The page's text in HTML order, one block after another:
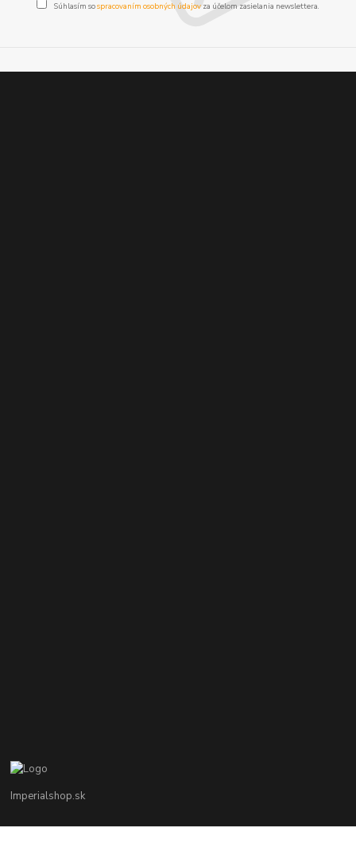
Súhlasím sospracovaním osobných údajov za účelom zasielania newslettera.
Imperialshop.sk